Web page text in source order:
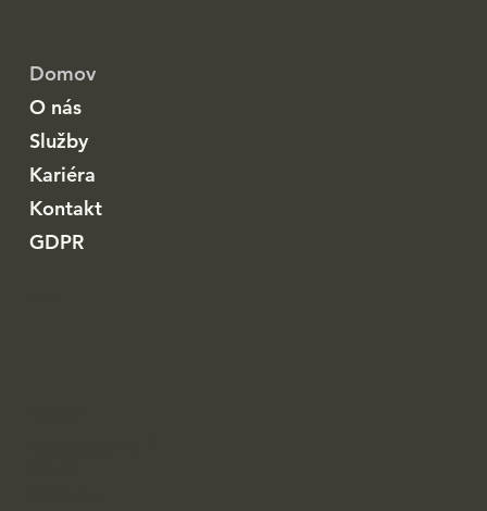
Domov
O nás
Služby
Kariéra
Kontakt
GDPR